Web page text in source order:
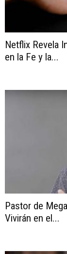
Netflix Revela
en la Fe y la...
Pastor de
Vivirán en el...